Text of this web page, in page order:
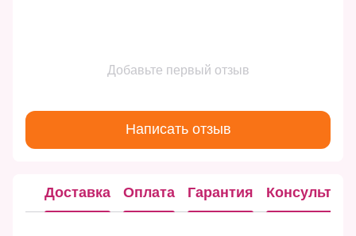
Добавьте первый отзыв
Написать отзыв
Доставка Оплата Гарантия